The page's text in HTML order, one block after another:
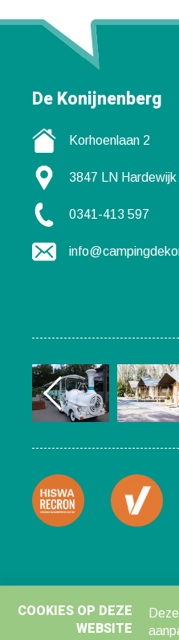
De Konijnenberg
Korhoenlaan 2
3847 LN Hardewijk
0341-413 597
COOKIES OP DEZE
WEBSITE